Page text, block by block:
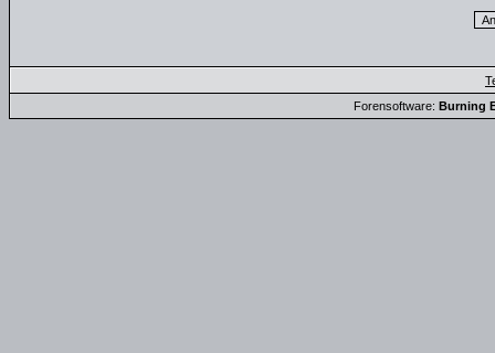
Forensoftware: Burning